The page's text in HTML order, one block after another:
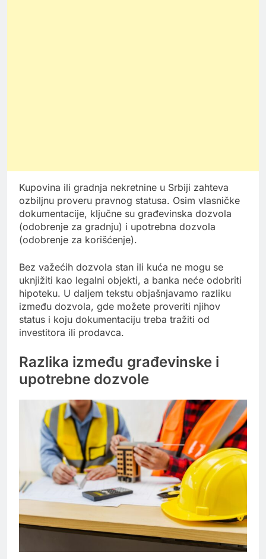
Kupovina ili gradnja nekretnine u Srbiji zahteva
ozbiljnu proveru pravnog statusa. Osim vlasničke
dokumentacije, ključne su građevinska dozvola
(odobrenje za gradnju) i upotrebna dozvola
(odobrenje za korišćenje).
Bez važećih dozvola stan ili kuća ne mogu se
uknjižiti kao legalni objekti, a banka neće odobriti
hipoteku. U daljem tekstu objašnjavamo razliku
između dozvola, gde možete proveriti njihov
status i koju dokumentaciju treba tražiti od
investitora ili prodavca.
Razlika između građevinske i
upotrebne dozvole